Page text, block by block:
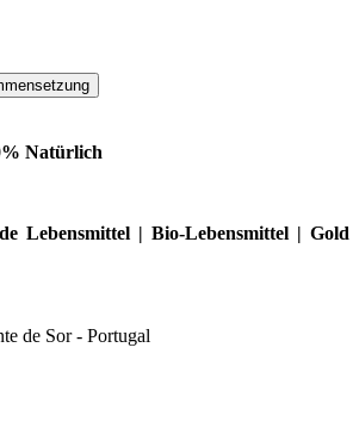
Natürlich
Lebensmittel | Bio-Lebensmittel | Gold
de Sor - Portugal